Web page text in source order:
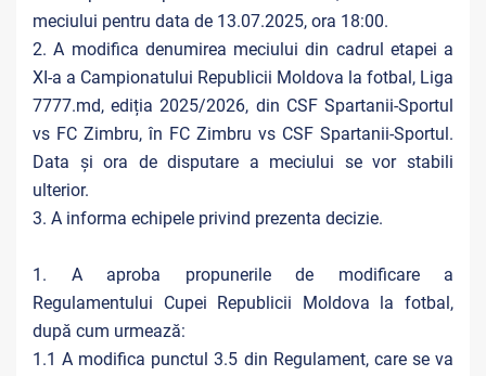
meciului pentru data de 13.07.2025, ora 18:00.
2. A modifica denumirea meciului din cadrul etapei a
XI-a a Campionatului Republicii Moldova la fotbal, Liga
7777.md, ediția 2025/2026, din CSF Spartanii-Sportul
vs FC Zimbru, în FC Zimbru vs CSF Spartanii-Sportul.
Data și ora de disputare a meciului se vor stabili
ulterior.
3. A informa echipele privind prezenta decizie.
1. A aproba propunerile de modificare a
Regulamentului Cupei Republicii Moldova la fotbal,
după cum urmează:
1.1 A modifica punctul 3.5 din Regulament, care se va